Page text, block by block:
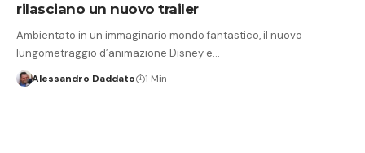
rilasciano un nuovo trailer
Ambientato in un immaginario mondo fantastico, il nuovo
lungometraggio d’animazione Disney e…
Alessandro Daddato 1 Min